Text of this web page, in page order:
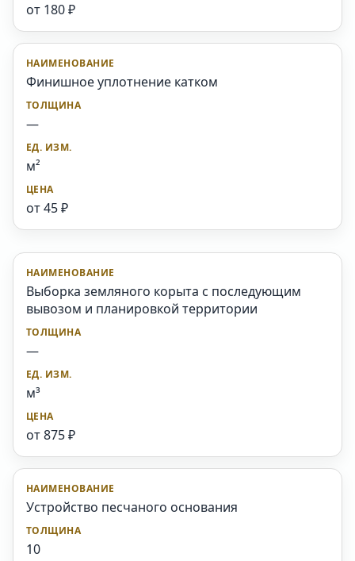
от 180 ₽
Финишное уплотнение катком
—
м²
от 45 ₽
Выборка земляного корыта с последующим
вывозом и планировкой территории
—
м³
от 875 ₽
Устройство песчаного основания
10